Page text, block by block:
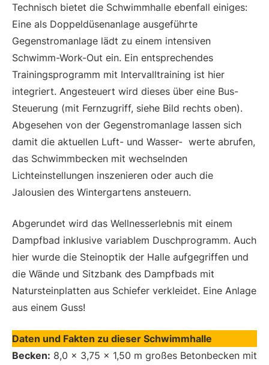
Technisch bietet die Schwimmhalle ebenfall einiges:
Eine als Doppel­düsenanlage ausgeführte
Gegenstromanlage lädt zu einem intensiven
Schwimm-Work-Out ein. Ein entsprechendes
Trainingsprogramm mit Intervalltraining ist hier
integriert. Angesteuert wird dieses über eine Bus-
Steuerung (mit Fernzugriff, siehe Bild rechts oben).
Abgesehen von der Gegenstromanlage lassen sich
damit die aktuellen Luft- und Wasser- werte abrufen,
das Schwimmbecken mit wechselnden
Lichteinstellungen inszenieren oder auch die
Jalousien des Wintergartens ansteuern.
Abgerundet wird das Wellnesserlebnis mit einem
Dampfbad inklusive variablem Duschprogramm. Auch
hier wurde die Steinoptik der Halle aufgegriffen und
die Wände und Sitzbank des Dampfbads mit
Natursteinplatten aus Schiefer verkleidet. Eine Anlage
aus einem Guss!
Daten und Fakten zu dieser Schwimmhalle
Becken: 8,0 x 3,75 x 1,50 m großes Betonbecken mit